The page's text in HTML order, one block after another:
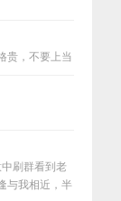
贵，不要上当
刷群看到老
与我相近，半